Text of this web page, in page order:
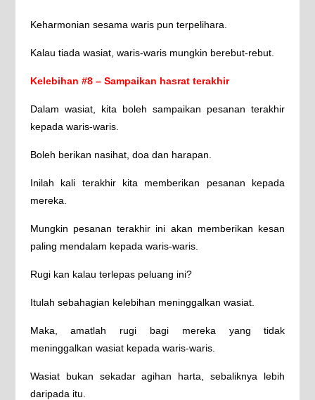
Keharmonian sesama waris pun terpelihara.
Kalau tiada wasiat, waris-waris mungkin berebut-rebut.
Kelebihan #8 – Sampaikan hasrat terakhir
Dalam wasiat, kita boleh sampaikan pesanan terakhir
kepada waris-waris.
Boleh berikan nasihat, doa dan harapan.
Inilah kali terakhir kita memberikan pesanan kepada
mereka.
Mungkin pesanan terakhir ini akan memberikan kesan
paling mendalam kepada waris-waris.
Rugi kan kalau terlepas peluang ini?
Itulah sebahagian kelebihan meninggalkan wasiat.
Maka, amatlah rugi bagi mereka yang tidak
meninggalkan wasiat kepada waris-waris.
Wasiat bukan sekadar agihan harta, sebaliknya lebih
daripada itu.